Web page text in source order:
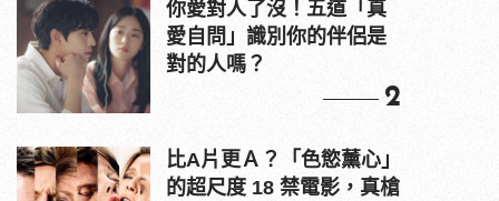
你愛對人了沒！五道「真
愛自問」識別你的伴侶是
對的人嗎？
2
比A片更Ａ？「色慾薰心」
的超尺度 18 禁電影，真槍